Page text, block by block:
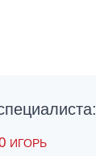
ИГОРЬ